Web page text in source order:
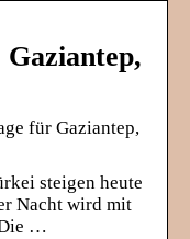
für Gaziantep,
steigen heute
Nacht wird mit
…